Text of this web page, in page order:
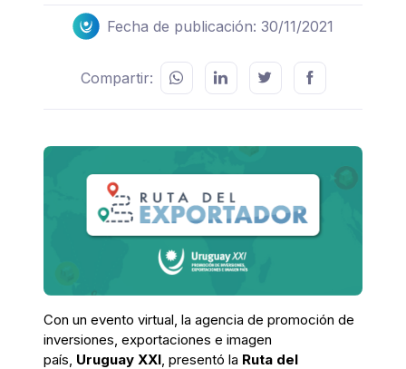
Fecha de publicación: 30/11/2021
Compartir:
Con un evento virtual, la agencia de promoción de
inversiones, exportaciones e imagen
país, Uruguay XXI, presentó la Ruta del